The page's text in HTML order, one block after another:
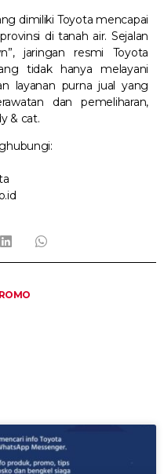
dimiliki Toyota mencapai
di tanah air. Sejalan
jaringan resmi Toyota
tidak hanya melayani
layanan purna jual yang
dan pemeliharan,
& cat.